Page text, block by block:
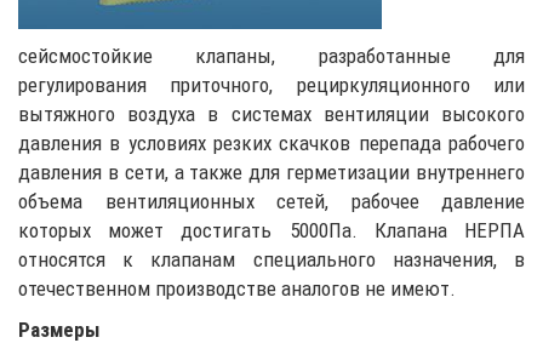
сейсмостойкие клапаны, разработанные для
регулирования приточного, рециркуляционного или
вытяжного воздуха в системах вентиляции высокого
давления в условиях резких скачков перепада рабочего
давления в сети, а также для герметизации внутреннего
объема вентиляционных сетей, рабочее давление
которых может достигать 5000Па. Клапана НЕРПА
относятся к клапанам специального назначения, в
отечественном производстве аналогов не имеют.
Размеры